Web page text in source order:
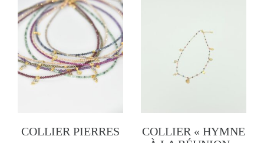
COLLIER PIERRES
COLLIER « HYMNE